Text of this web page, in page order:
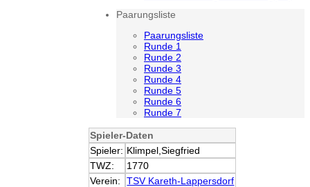
Paarungsliste
Paarungsliste
Runde 1
Runde 2
Runde 3
Runde 4
Runde 5
Runde 6
Runde 7
Spieler-Daten
Spieler: Klimpel,Siegfried
TWZ:
1770
Verein:
TSV Kareth-Lappersdorf